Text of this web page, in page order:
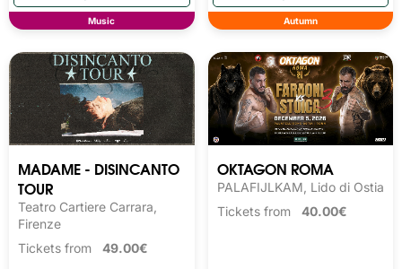
Music Autumn
MADAME - DISINCANTO
TOUR
Teatro Cartiere Carrara,
Firenze
Tickets from 49.00€
OKTAGON ROMA
PALAFIJLKAM, Lido di Ostia
Tickets from 40.00€